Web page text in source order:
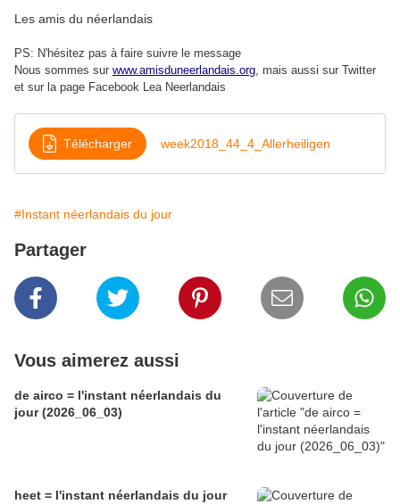
Les amis du néerlandais
PS: N'hésitez pas à faire suivre le message
Nous sommes sur www.amisduneerlandais.org, mais aussi sur Twitter
et sur la page Facebook Lea Neerlandais
Télécharger week2018_44_4_Allerheiligen
#Instant néerlandais du jour
Partager
Vous aimerez aussi
de airco = l'instant néerlandais du
jour (2026_06_03)
heet = l'instant néerlandais du jour